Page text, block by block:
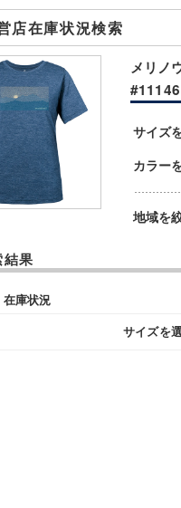
店在庫状況検索
メリノ
サイズ
カラー
地域を
結果
在庫状況
サイズを